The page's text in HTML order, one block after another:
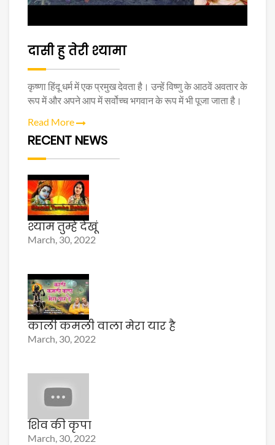
दासी हु तेरी श्यामा
कृष्णा हिंदू धर्म में एक प्रमुख देवता है। उन्हें विष्णु के आठवें अवतार के
रूप में और अपने आप में सर्वोच्च भगवान के रूप में भी पूजा जाता है।
Read More
RECENT NEWS
श्याम तुम्हे देखूं
March, 30, 2022
काली कमली वाला मेरा यार है
March, 30, 2022
शिव की कृपा
March, 30, 2022